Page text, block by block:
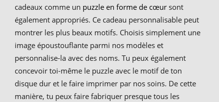
cadeaux comme un puzzle en forme de cœur sont
également appropriés. Ce cadeau personnalisable peut
montrer les plus beaux motifs. Choisis simplement une
image époustouflante parmi nos modèles et
personnalise-la avec des noms. Tu peux également
concevoir toi-même le puzzle avec le motif de ton
disque dur et le faire imprimer par nos soins. De cette
manière, tu peux faire fabriquer presque tous les